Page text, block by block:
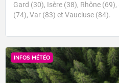
Gard (30), Isère (38), Rhône
(74), Var (83) et Vaucluse (84).
INFOS MÉTÉO